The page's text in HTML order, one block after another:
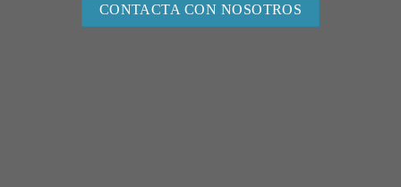
CONTACTA CON NOSOTROS